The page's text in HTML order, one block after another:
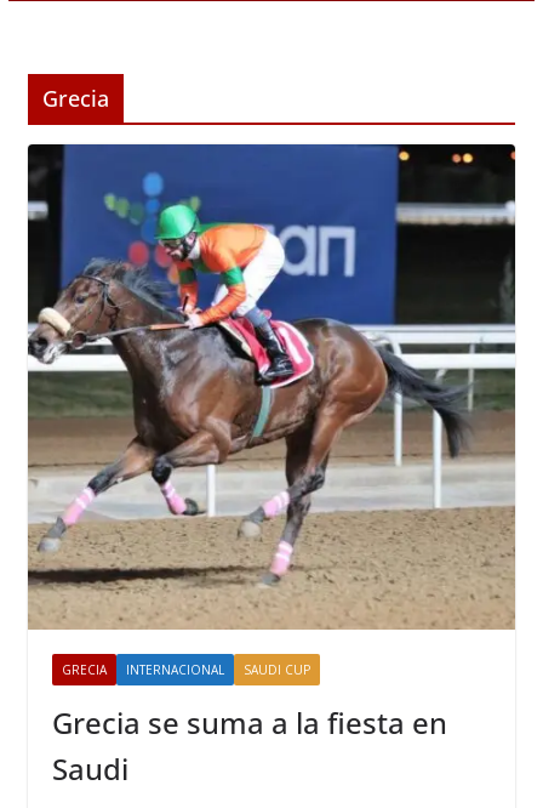
Grecia
GRECIA INTERNACIONAL SAUDI CUP
Grecia se suma a la fiesta en
Saudi